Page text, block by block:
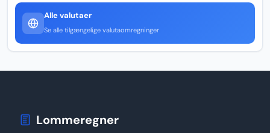
Alle valutaer
Se alle tilgængelige valutaomregninger
Lommeregner